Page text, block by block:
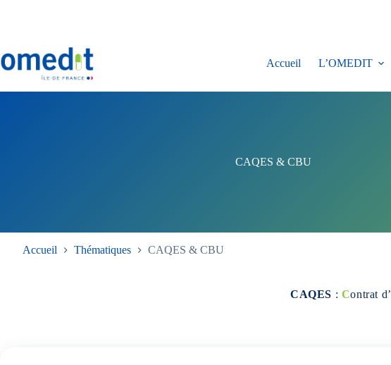
Accueil L’OMEDIT
CAQES & CBU
Accueil Thématiques CAQES & CBU
CAQES : Contrat d’